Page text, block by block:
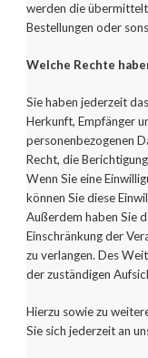
werden die
Bestellungen oder
Welche Rechte
Sie haben jederzeit
Herkunft, Empfänger
personenbezogenen
Recht, die
Wenn Sie eine
können Sie diese
Außerdem haben Sie
Einschränkung der
zu verlangen. Des
der zuständigen
Hierzu sowie zu
Sie sich jederzeit an